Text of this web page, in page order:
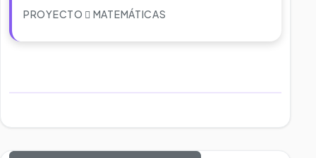
PROYECTO MATEMÁTICAS